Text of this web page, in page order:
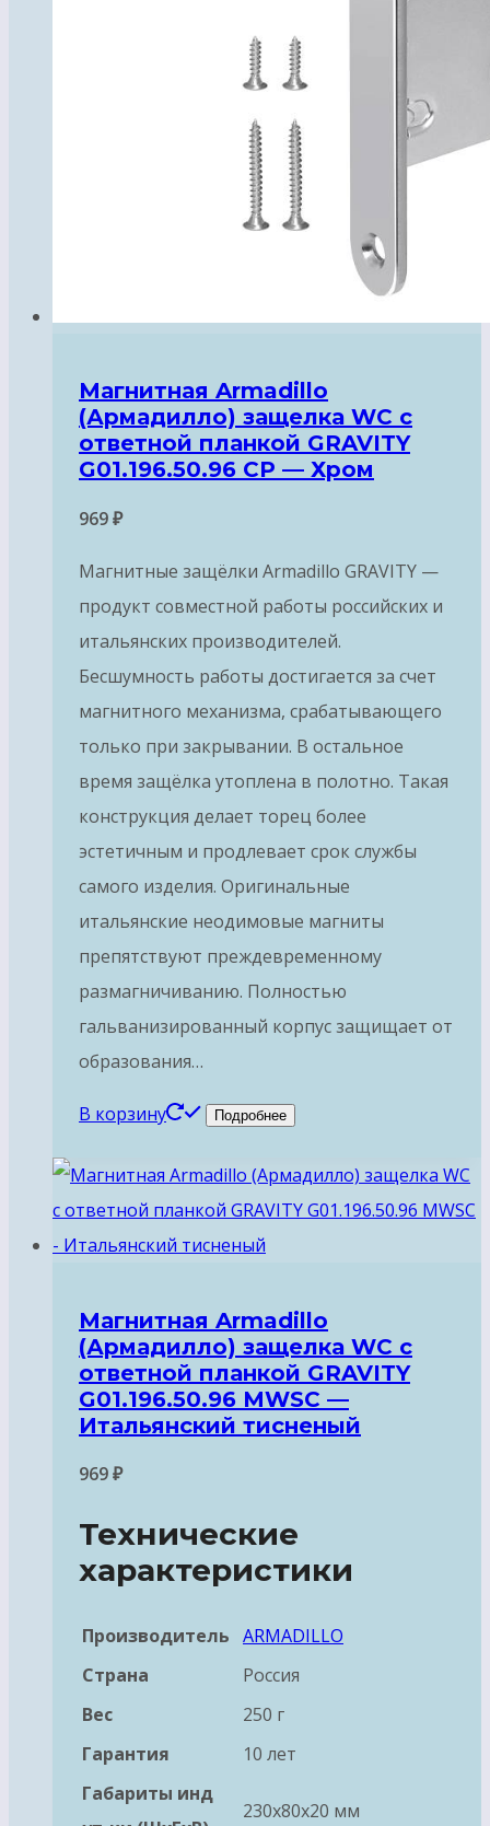
Магнитная Armadillo
(Армадилло) защелка WC с
ответной планкой GRAVITY
G01.196.50.96 CP — Хром
969₽
Магнитные защёлки Armadillo GRAVITY —
продукт совместной работы российских и
итальянских производителей.
Бесшумность работы достигается за счет
магнитного механизма, срабатывающего
только при закрывании. В остальное
время защёлка утоплена в полотно. Такая
конструкция делает торец более
эстетичным и продлевает срок службы
самого изделия. Оригинальные
итальянские неодимовые магниты
препятствуют преждевременному
размагничиванию. Полностью
гальванизированный корпус защищает от
образования…
В корзину Подробнее
Магнитная Armadillo
(Армадилло) защелка WC с
ответной планкой GRAVITY
G01.196.50.96 MWSC —
Итальянский тисненый
969₽
Технические
характеристики
Производитель ARMADILLO
Страна
Россия
Вес
250 г
Гарантия
10 лет
Габариты инд
230x80x20 мм